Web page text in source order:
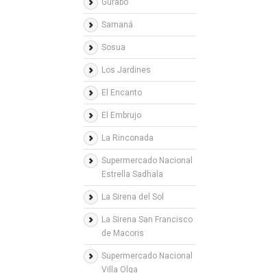
Gurabo
Samaná
Sosua
Los Jardines
El Encanto
El Embrujo
La Rinconada
Supermercado Nacional
Estrella Sadhala
La Sirena del Sol
La Sirena San Francisco
de Macoris
Supermercado Nacional
Villa Olga